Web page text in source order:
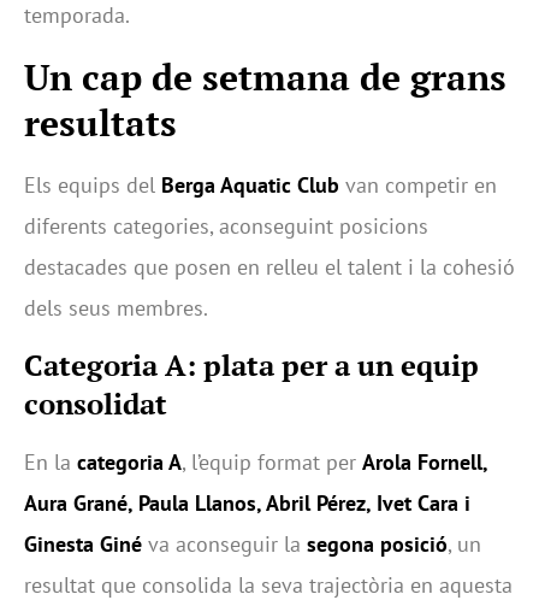
temporada.
Un cap de setmana de grans
resultats
Els equips del Berga Aquatic Club van competir en
diferents categories, aconseguint posicions
destacades que posen en relleu el talent i la cohesió
dels seus membres.
Categoria A: plata per a un equip
consolidat
En la categoria A, l’equip format per Arola Fornell,
Aura Grané, Paula Llanos, Abril Pérez, Ivet Cara i
Ginesta Giné va aconseguir la segona posició, un
resultat que consolida la seva trajectòria en aquesta